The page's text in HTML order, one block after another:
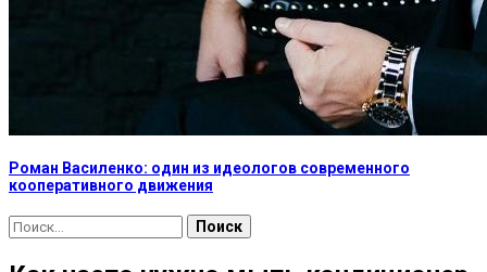
Роман Василенко: один из идеологов современного
кооперативного движения
Найти: